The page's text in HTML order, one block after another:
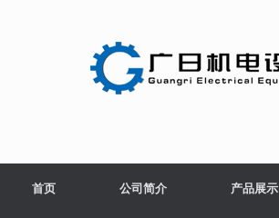
首页 公司简介 产品展示